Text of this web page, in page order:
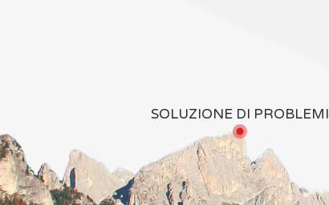
SOLUZIONE DI PROBLEMI